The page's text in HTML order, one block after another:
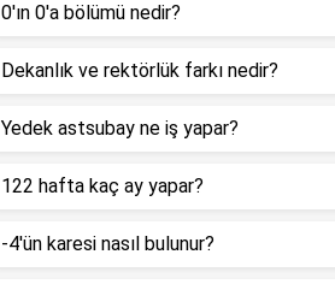
0'ın 0'a bölümü nedir?
Dekanlık ve rektörlük farkı nedir?
Yedek astsubay ne iş yapar?
122 hafta kaç ay yapar?
-4'ün karesi nasıl bulunur?